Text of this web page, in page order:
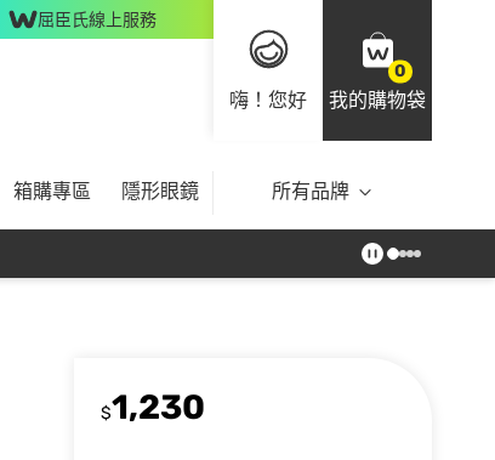
屈臣氏線上服務
嗨！您好
0
我的購物袋
箱購專區 隱形眼鏡 所有品牌
$1,230